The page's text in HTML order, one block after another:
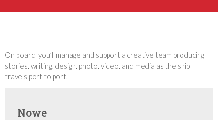
On board, you’ll manage and support a creative team producing
stories, writing, design, photo, video, and media as the ship
travels port to port.
Nowe